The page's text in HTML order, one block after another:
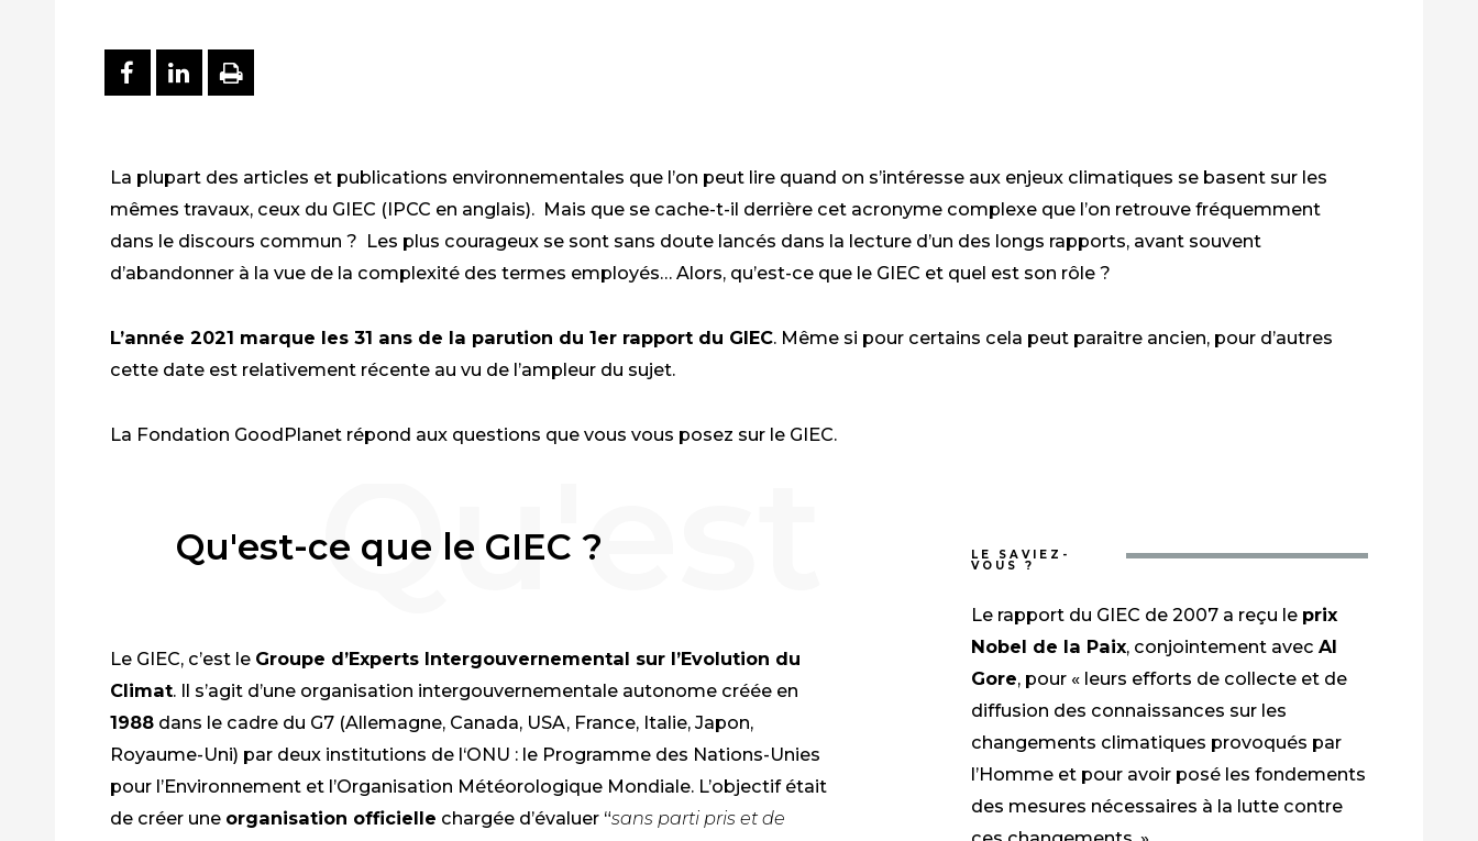
PARTAGER SUR FACEBOOK
PARTAGER SUR LINKEDIN
IMPRIMER
La plupart des articles et publications environnementales que l’on peut lire quand on s’intéresse aux enjeux climatiques se basent sur les
mêmes travaux, ceux du GIEC (IPCC en anglais). Mais que se cache-t-il derrière cet acronyme complexe que l’on retrouve fréquemment
dans le discours commun ? Les plus courageux se sont sans doute lancés dans la lecture d’un des longs rapports, avant souvent
d’abandonner à la vue de la complexité des termes employés… Alors, qu’est-ce que le GIEC et quel est son rôle ?
L’année 2021 marque les 31 ans de la parution du 1er rapport du GIEC. Même si pour certains cela peut paraitre ancien, pour d’autres
cette date est relativement récente au vu de l’ampleur du sujet.
La Fondation GoodPlanet répond aux questions que vous vous posez sur le GIEC.
Qu'est-ce que le GIEC ?
Le GIEC, c’est le Groupe d’Experts Intergouvernemental sur l’Evolution du
Climat. Il s’agit d’une organisation intergouvernementale autonome créée en
1988 dans le cadre du G7 (Allemagne, Canada, USA, France, Italie, Japon,
Royaume-Uni) par deux institutions de l‘ONU : le Programme des Nations-Unies
pour l’Environnement et l’Organisation Météorologique Mondiale. L’objectif était
de créer une organisation officielle chargée d’évaluer “sans parti pris et de
LE SAVIEZ-
VOUS ?
Le rapport du GIEC de 2007 a reçu le prix
Nobel de la Paix, conjointement avec Al
Gore, pour « leurs efforts de collecte et de
diffusion des connaissances sur les
changements climatiques provoqués par
l’Homme et pour avoir posé les fondements
des mesures nécessaires à la lutte contre